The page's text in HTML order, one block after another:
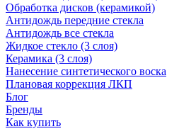
Обработка дисков (керамикой)
Антидождь передние стекла
Антидождь все стекла
Жидкое стекло (3 слоя)
Керамика (3 слоя)
Нанесение синтетического воска
Плановая коррекция ЛКП
Блог
Бренды
Как купить